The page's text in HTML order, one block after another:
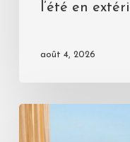
l’été en
août 4, 2026